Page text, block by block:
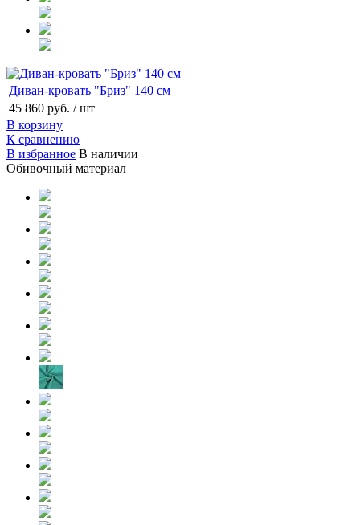
Диван-кровать "Бриз" 140 см
45 860 руб. / шт
В корзину
К сравнению
В избранное В наличии
Обивочный материал